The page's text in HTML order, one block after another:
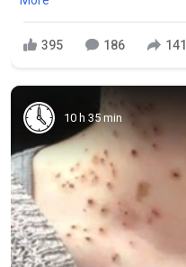
395 186 141
10 h 35 min